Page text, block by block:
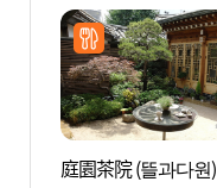
庭園茶院 (뜰과다원)